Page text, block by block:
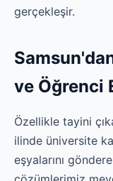
gerçekleşir.
ve Öğrenci
Özellikle tayini
ilinde üniversite
eşyalarını